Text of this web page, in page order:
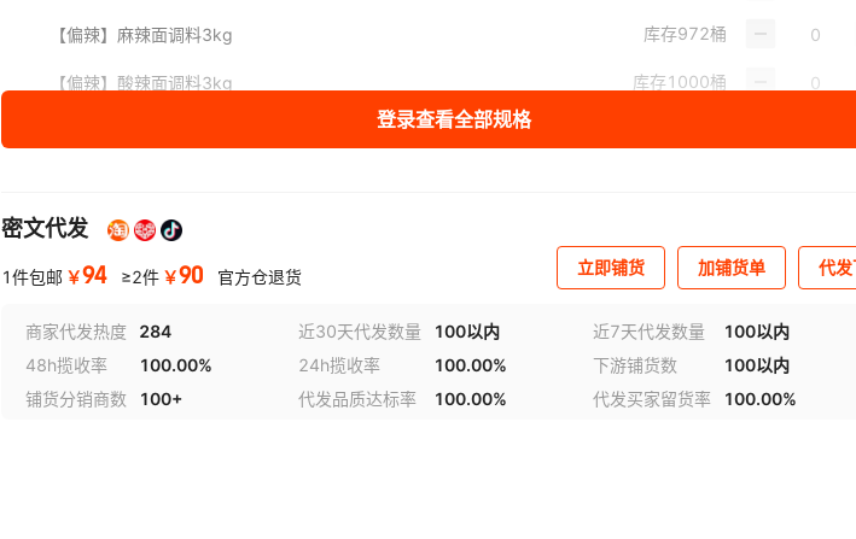
【偏辣】麻辣面调料3kg 库存972桶
【偏辣】酸辣面调料3kg 库存1000桶
【微辣】卤肉面调料3kg
【偏辣】红油凉面调料 12桶
登录查看全部规格
密文代发
1件包邮 ￥94 ≥2件 ￥90 官方仓退货 立即铺货 加铺货单 代
商家代发热度 284 近30天代发数量 100以内 近7天代发数量
100以内
48h揽收率
100.00% 24h揽收率 100.00% 下游铺货数
100以内
铺货分销商数
100+ 代发品质达标率 100.00% 代发买家留货率 100.00%